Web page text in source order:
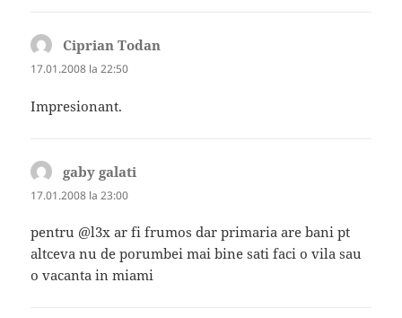
Ciprian Todan
17.01.2008 la 22:50
Impresionant.
gaby galati
17.01.2008 la 23:00
pentru @l3x ar fi frumos dar primaria are bani pt
altceva nu de porumbei mai bine sati faci o vila sau
o vacanta in miami